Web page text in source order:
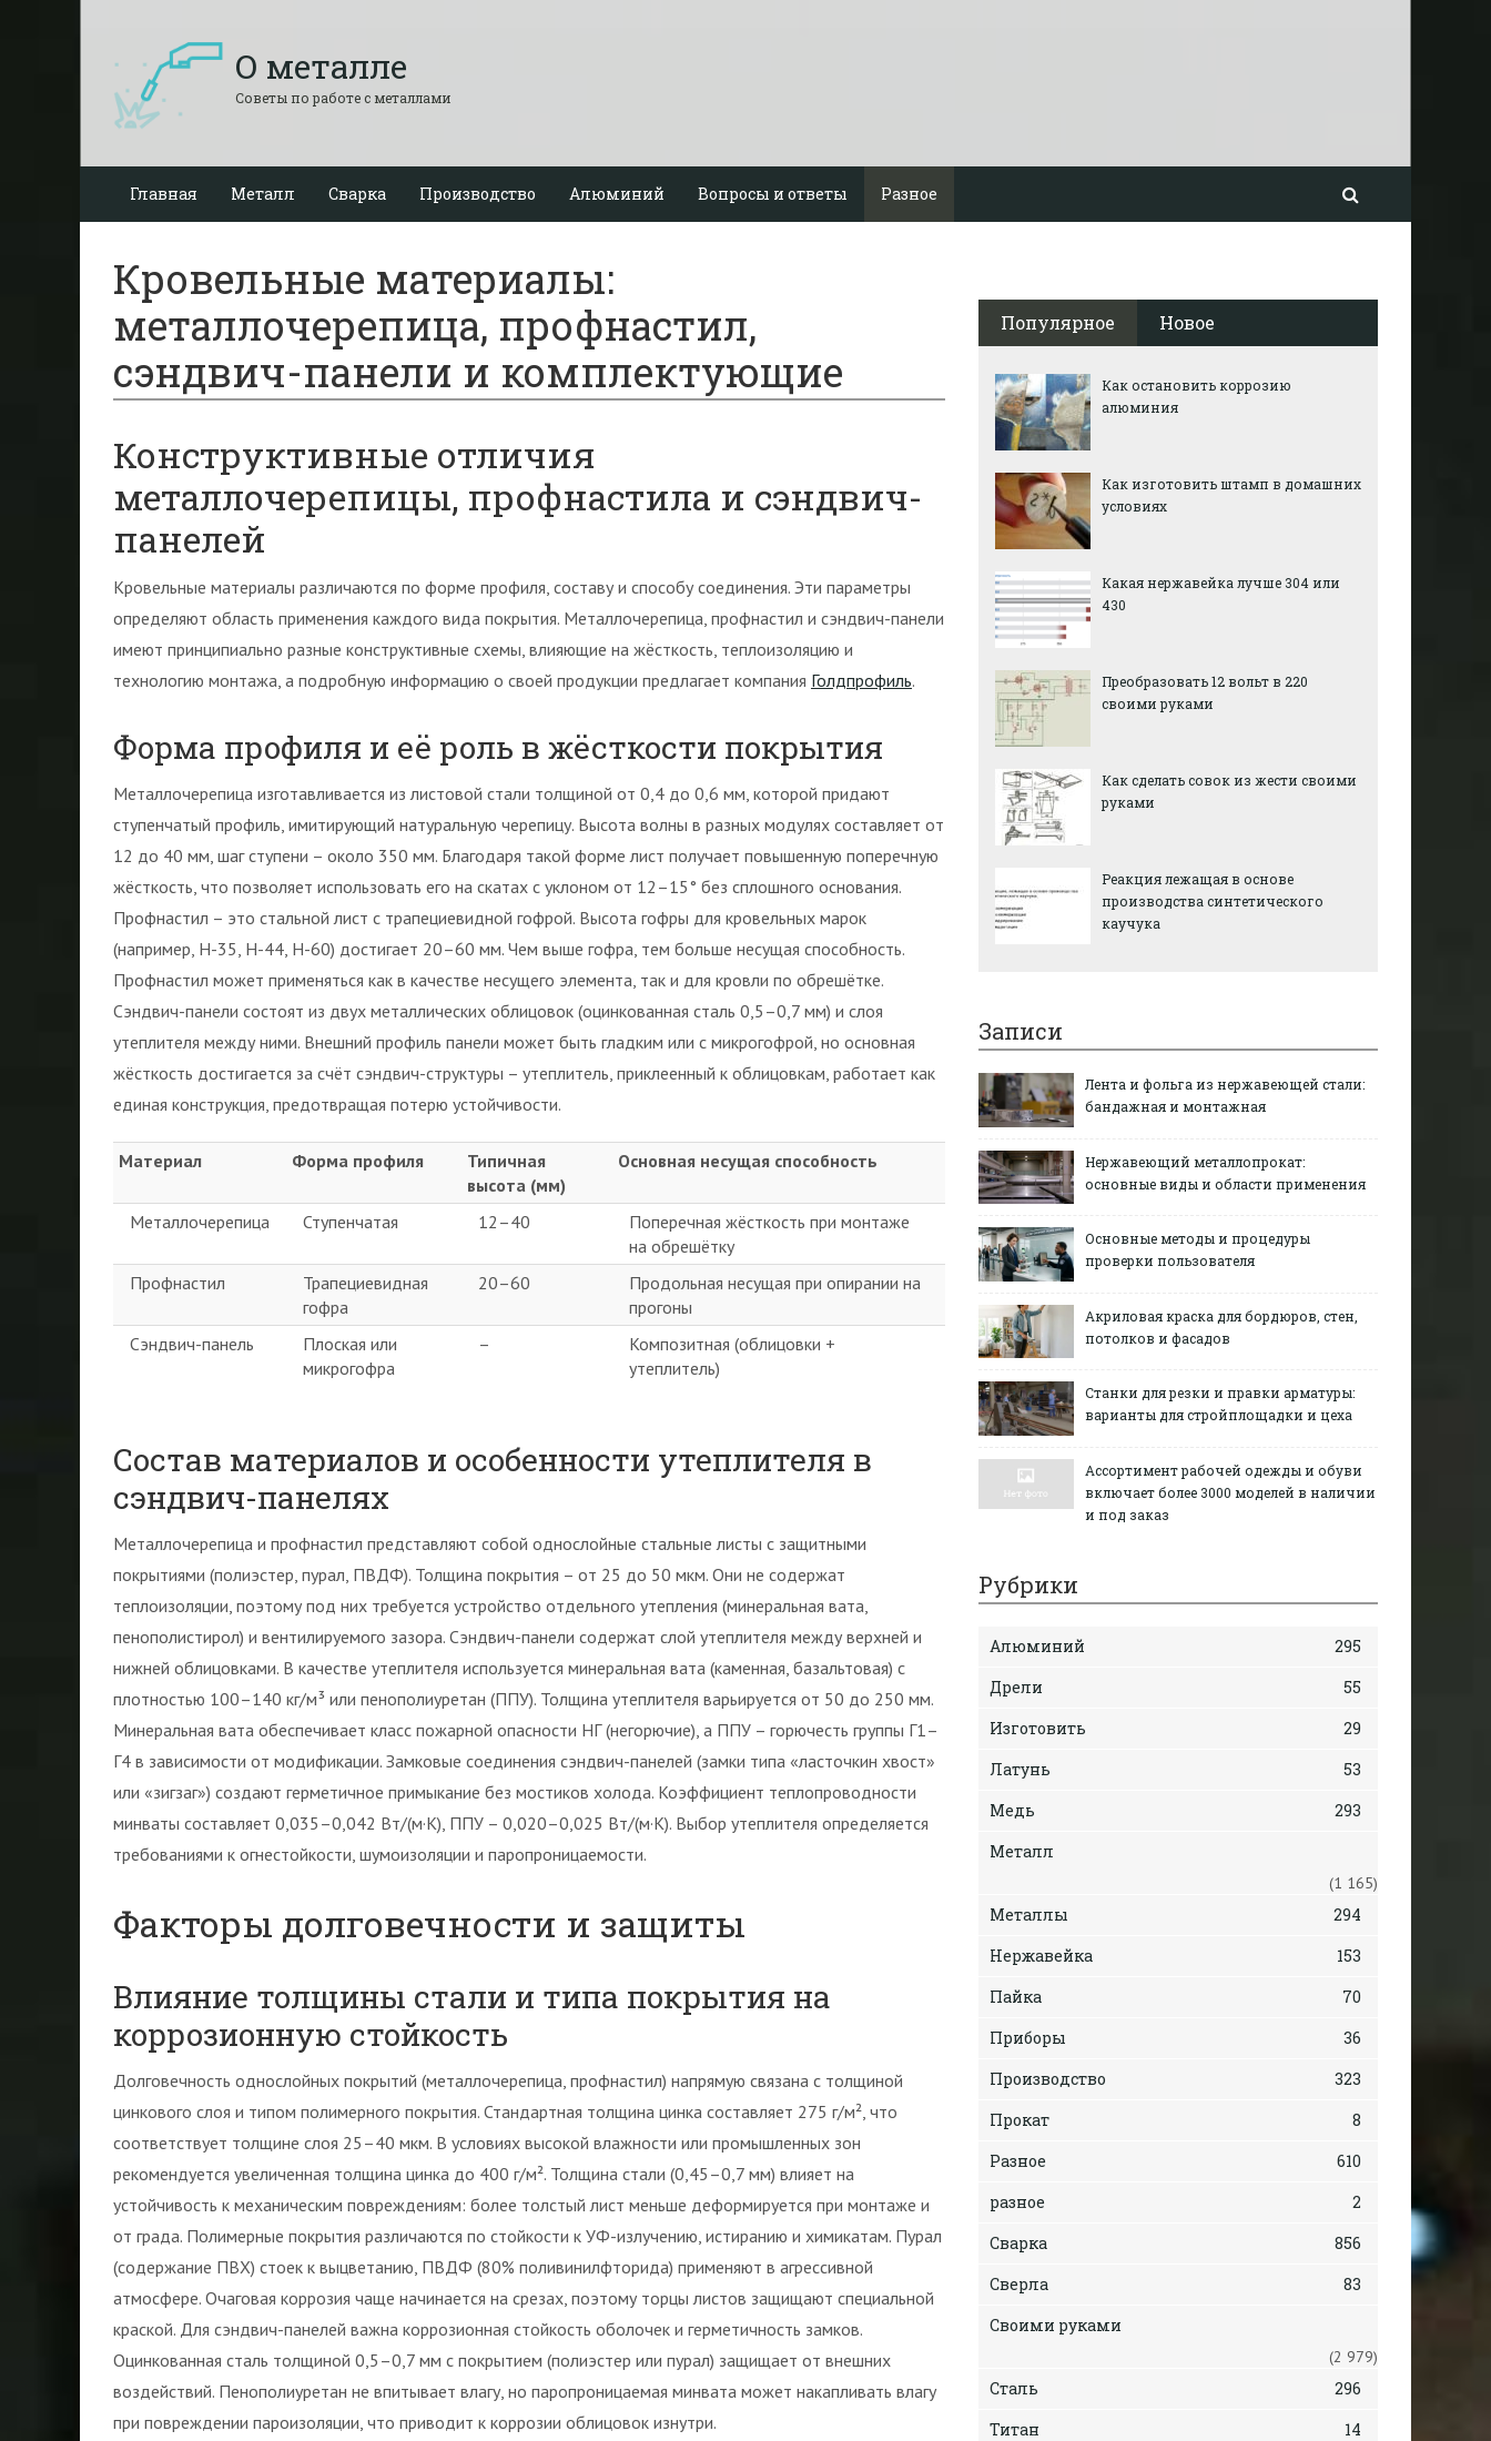
О металле
Советы по работе с металлами
Главная Металл Сварка Производство Алюминий Вопросы и ответы Разное
Кровельные материалы:
металлочерепица, профнастил,
сэндвич-панели и комплектующие
Конструктивные отличия
металлочерепицы, профнастила и сэндвич-
панелей
Кровельные материалы различаются по форме профиля, составу и способу соединения. Эти параметры
определяют область применения каждого вида покрытия. Металлочерепица, профнастил и сэндвич-панели
имеют принципиально разные конструктивные схемы, влияющие на жёсткость, теплоизоляцию и
технологию монтажа, а подробную информацию о своей продукции предлагает компания Голдпрофиль.
Форма профиля и её роль в жёсткости покрытия
Металлочерепица изготавливается из листовой стали толщиной от 0,4 до 0,6 мм, которой придают
ступенчатый профиль, имитирующий натуральную черепицу. Высота волны в разных модулях составляет от
12 до 40 мм, шаг ступени – около 350 мм. Благодаря такой форме лист получает повышенную поперечную
жёсткость, что позволяет использовать его на скатах с уклоном от 12–15° без сплошного основания.
Профнастил – это стальной лист с трапециевидной гофрой. Высота гофры для кровельных марок
(например, Н-35, Н-44, Н-60) достигает 20–60 мм. Чем выше гофра, тем больше несущая способность.
Профнастил может применяться как в качестве несущего элемента, так и для кровли по обрешётке.
Сэндвич-панели состоят из двух металлических облицовок (оцинкованная сталь 0,5–0,7 мм) и слоя
утеплителя между ними. Внешний профиль панели может быть гладким или с микрогофрой, но основная
жёсткость достигается за счёт сэндвич-структуры – утеплитель, приклеенный к облицовкам, работает как
единая конструкция, предотвращая потерю устойчивости.
Материал Форма профиля
Типичная
высота (мм)
Основная несущая способность
Металлочерепица Ступенчатая 12–40
Поперечная жёсткость при монтаже
на обрешётку
Профнастил
Трапециевидная
гофра
20–60
Продольная несущая при опирании на
прогоны
Сэндвич-панель
Плоская или
микрогофра
–
Композитная (облицовки +
утеплитель)
Состав материалов и особенности утеплителя в
сэндвич-панелях
Металлочерепица и профнастил представляют собой однослойные стальные листы с защитными
покрытиями (полиэстер, пурал, ПВДФ). Толщина покрытия – от 25 до 50 мкм. Они не содержат
теплоизоляции, поэтому под них требуется устройство отдельного утепления (минеральная вата,
пенополистирол) и вентилируемого зазора. Сэндвич-панели содержат слой утеплителя между верхней и
нижней облицовками. В качестве утеплителя используется минеральная вата (каменная, базальтовая) с
плотностью 100–140 кг/м³ или пенополиуретан (ППУ). Толщина утеплителя варьируется от 50 до 250 мм.
Минеральная вата обеспечивает класс пожарной опасности НГ (негорючие), а ППУ – горючесть группы Г1–
Г4 в зависимости от модификации. Замковые соединения сэндвич-панелей (замки типа «ласточкин хвост»
или «зигзаг») создают герметичное примыкание без мостиков холода. Коэффициент теплопроводности
минваты составляет 0,035–0,042 Вт/(м·К), ППУ – 0,020–0,025 Вт/(м·К). Выбор утеплителя определяется
требованиями к огнестойкости, шумоизоляции и паропроницаемости.
Факторы долговечности и защиты
Влияние толщины стали и типа покрытия на
коррозионную стойкость
Долговечность однослойных покрытий (металлочерепица, профнастил) напрямую связана с толщиной
цинкового слоя и типом полимерного покрытия. Стандартная толщина цинка составляет 275 г/м², что
соответствует толщине слоя 25–40 мкм. В условиях высокой влажности или промышленных зон
рекомендуется увеличенная толщина цинка до 400 г/м². Толщина стали (0,45–0,7 мм) влияет на
устойчивость к механическим повреждениям: более толстый лист меньше деформируется при монтаже и
от града. Полимерные покрытия различаются по стойкости к УФ-излучению, истиранию и химикатам. Пурал
(содержание ПВХ) стоек к выцветанию, ПВДФ (80% поливинилфторида) применяют в агрессивной
атмосфере. Очаговая коррозия чаще начинается на срезах, поэтому торцы листов защищают специальной
краской. Для сэндвич-панелей важна коррозионная стойкость оболочек и герметичность замков.
Оцинкованная сталь толщиной 0,5–0,7 мм с покрытием (полиэстер или пурал) защищает от внешних
воздействий. Пенополиуретан не впитывает влагу, но паропроницаемая минвата может накапливать влагу
при повреждении пароизоляции, что приводит к коррозии облицовок изнутри.
Популярное Новое
Как остановить коррозию
алюминия
Как изготовить штамп в домашних
условиях
Какая нержавейка лучше 304 или
430
Преобразовать 12 вольт в 220
своими руками
Как сделать совок из жести своими
руками
Реакция лежащая в основе
производства синтетического
каучука
Записи
Лента и фольга из нержавеющей стали:
бандажная и монтажная
Нержавеющий металлопрокат:
основные виды и области применения
Основные методы и процедуры
проверки пользователя
Акриловая краска для бордюров, стен,
потолков и фасадов
Станки для резки и правки арматуры:
варианты для стройплощадки и цеха
Ассортимент рабочей одежды и обуви
включает более 3000 моделей в наличии
и под заказ
Рубрики
Алюминий
295
Дрели
55
Изготовить
29
Латунь
53
Медь
293
Металл
(1 165)
Металлы
294
Нержавейка
153
Пайка
70
Приборы
36
Производство
323
Прокат
8
Разное
610
разное
2
Сварка
856
Сверла
83
Своими руками
(2 979)
Сталь
296
Титан
14